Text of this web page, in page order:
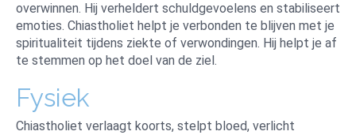
overwinnen. Hij verheldert schuldgevoelens en stabiliseert
emoties. Chiastholiet helpt je verbonden te blijven met je
spiritualiteit tijdens ziekte of verwondingen. Hij helpt je af
te stemmen op het doel van de ziel.
Fysiek
Chiastholiet verlaagt koorts, stelpt bloed, verlicht